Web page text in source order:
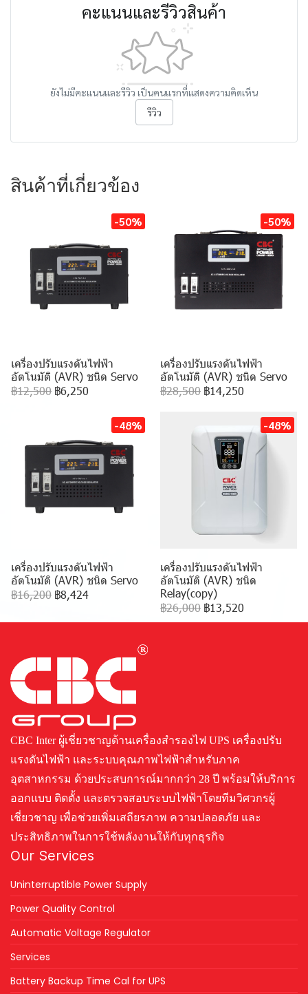
คะแนนและรีวิวสินค้า
ยังไม่มีคะแนนและรีวิว เป็นคนแรกที่แสดงความคิดเห็น
รีวิว
สินค้าที่เกี่ยวข้อง
-50%
เครื่องปรับแรงดันไฟฟ้า
อัตโนมัติ (AVR) ชนิด Servo
฿12,500 ฿6,250
-50%
เครื่องปรับแรงดันไฟฟ้า
อัตโนมัติ (AVR) ชนิด Servo
฿28,500 ฿14,250
-48%
เครื่องปรับแรงดันไฟฟ้า
อัตโนมัติ (AVR) ชนิด Servo
฿16,200 ฿8,424
-48%
เครื่องปรับแรงดันไฟฟ้า
อัตโนมัติ (AVR) ชนิด
Relay(copy)
฿26,000 ฿13,520
CBC Inter ผู้เชี่ยวชาญด้านเครื่องสำรองไฟ UPS เครื่องปรับ
แรงดันไฟฟ้า และระบบคุณภาพไฟฟ้าสำหรับภาค
อุตสาหกรรม ด้วยประสบการณ์มากกว่า 28 ปี พร้อมให้บริการ
ออกแบบ ติดตั้ง และตรวจสอบระบบไฟฟ้าโดยทีมวิศวกรผู้
เชี่ยวชาญ เพื่อช่วยเพิ่มเสถียรภาพ ความปลอดภัย และ
ประสิทธิภาพในการใช้พลังงานให้กับทุกธุรกิจ
Our Services
Uninterruptible Power Supply
Power Quality Control
Automatic Voltage Regulator
Services
Battery Backup Time Cal for UPS